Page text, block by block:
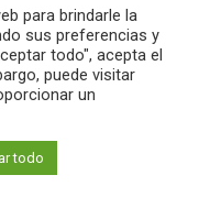
de cookies
para brindarle la
sus preferencias y
todo", acepta el
puede visitar
un
todo